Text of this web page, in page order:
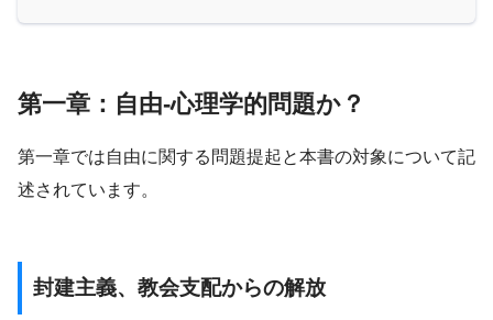
第一章：自由-心理学的問題か？
第一章では自由に関する問題提起と本書の対象について記
述されています。
封建主義、教会支配からの解放